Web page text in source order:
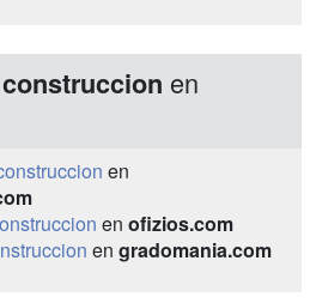
construccion en
en
en ofizios.com
en gradomania.com